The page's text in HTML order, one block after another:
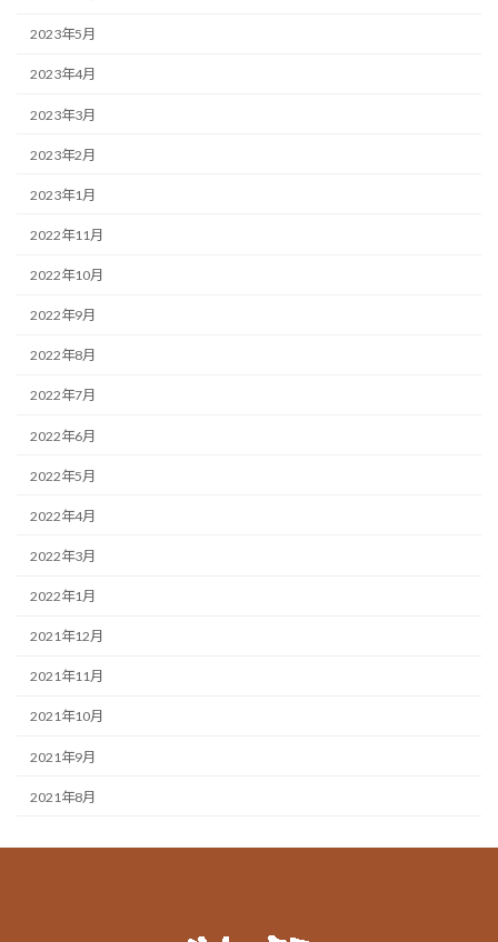
2023年5月
2023年4月
2023年3月
2023年2月
2023年1月
2022年11月
2022年10月
2022年9月
2022年8月
2022年7月
2022年6月
2022年5月
2022年4月
2022年3月
2022年1月
2021年12月
2021年11月
2021年10月
2021年9月
2021年8月